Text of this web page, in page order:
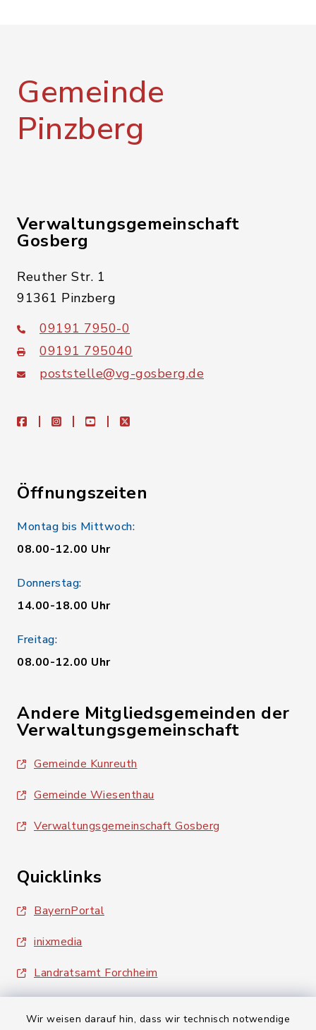
Wir weisen darauf hin, dass wir technisch notwendige
Gemeinde
Pinzberg
Verwaltungsgemeinschaft
Gosberg
Reuther Str. 1
91361 Pinzberg
09191 7950-0
09191 795040
poststelle@vg-gosberg.de
facebookinstagramyoutubeX
Öffnungszeiten
Montag bis Mittwoch:
08.00-12.00 Uhr
Donnerstag:
14.00-18.00 Uhr
Freitag:
08.00-12.00 Uhr
Andere Mitgliedsgemeinden der
Verwaltungsgemeinschaft
Gemeinde Kunreuth
Gemeinde Wiesenthau
Verwaltungsgemeinschaft Gosberg
Quicklinks
BayernPortal
inixmedia
Landratsamt Forchheim